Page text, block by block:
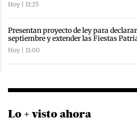
Hoy | 11:25
Presentan proyecto de ley para
septiembre y extender las Fiestas
Hoy | 11:00
Lo + visto ahora